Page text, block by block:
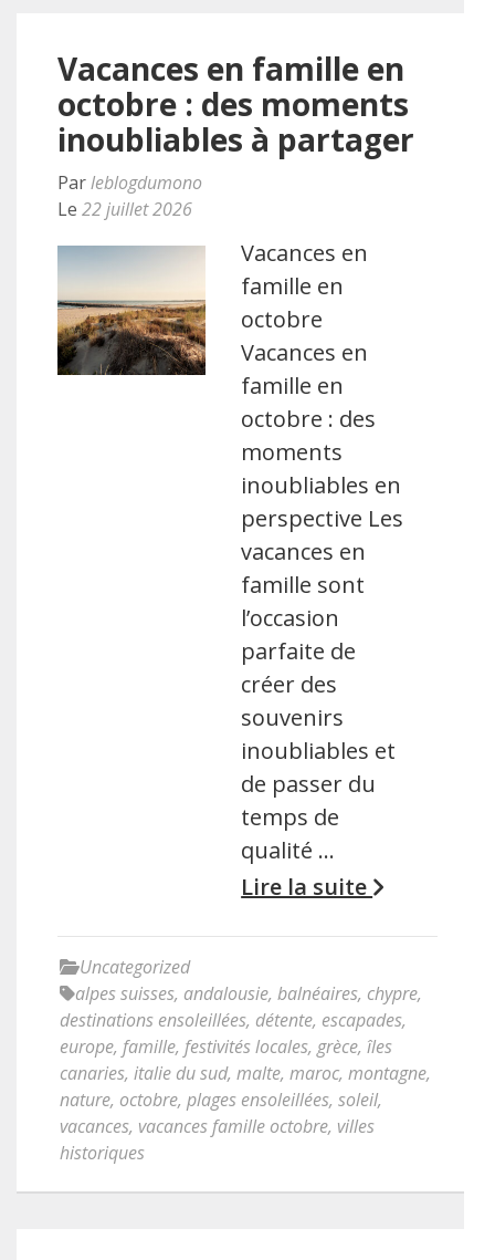
Vacances en famille en
octobre : des moments
inoubliables à partager
Parleblogdumono
Le 22 juillet 2026
Vacances en
famille en
octobre
Vacances en
famille en
octobre : des
moments
inoubliables en
perspective Les
vacances en
famille sont
l’occasion
parfaite de
créer des
souvenirs
inoubliables et
de passer du
temps de
qualité …
Lire la suite
Uncategorized
alpes suisses, andalousie, balnéaires, chypre,
destinations ensoleillées, détente, escapades,
europe, famille, festivités locales, grèce, îles
canaries, italie du sud, malte, maroc, montagne,
nature, octobre, plages ensoleillées, soleil,
vacances, vacances famille octobre, villes
historiques